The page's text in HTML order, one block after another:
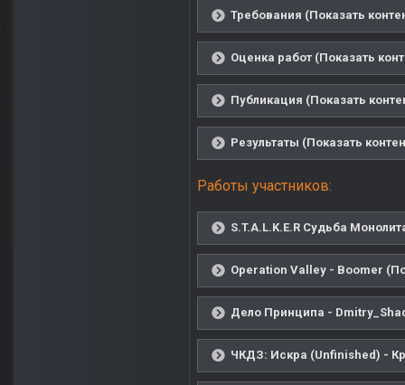
Требования (Показать
Оценка работ (Показать
Публикация (Показать
Результаты (Показать
Работы участников:
S.T.A.L.K.E.R Судьба
Operation Valley - Boomer
Дело Принципа -
ЧКДЗ: Искра (Unfinished) -